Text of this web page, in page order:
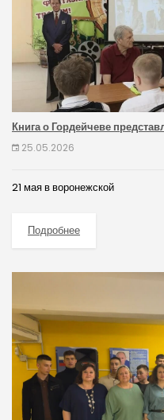
Книга о Гордейчеве
25.05.2026
21 мая в воронежской
Подробнее